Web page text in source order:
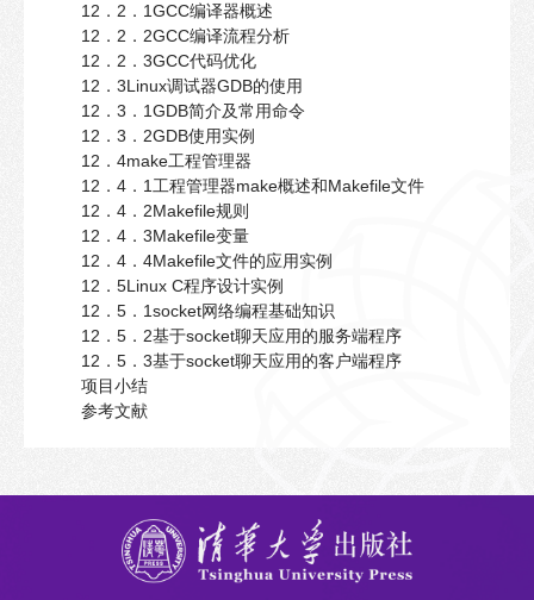
12．2．1GCC编译器概述
12．2．2GCC编译流程分析
12．2．3GCC代码优化
12．3Linux调试器GDB的使用
12．3．1GDB简介及常用命令
12．3．2GDB使用实例
12．4make工程管理器
12．4．1工程管理器make概述和Makefile文件
12．4．2Makefile规则
12．4．3Makefile变量
12．4．4Makefile文件的应用实例
12．5Linux C程序设计实例
12．5．1socket网络编程基础知识
12．5．2基于socket聊天应用的服务端程序
12．5．3基于socket聊天应用的客户端程序
项目小结
参考文献